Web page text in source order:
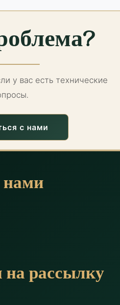
у вас есть технические
с нами
нами
на рассылку